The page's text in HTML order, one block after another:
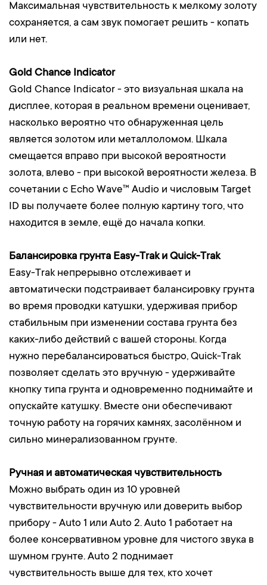
Максимальная чувствительность к мелкому золоту
сохраняется, а сам звук помогает решить - копать
или нет.
Gold Chance Indicator
Gold Chance Indicator - это визуальная шкала на
дисплее, которая в реальном времени оценивает,
насколько вероятно что обнаруженная цель
является золотом или металлоломом. Шкала
смещается вправо при высокой вероятности
золота, влево - при высокой вероятности железа. В
сочетании с Echo Wave™ Audio и числовым Target
ID вы получаете более полную картину того, что
находится в земле, ещё до начала копки.
Балансировка грунта Easy-Trak и Quick-Trak
Easy-Trak непрерывно отслеживает и
автоматически подстраивает балансировку грунта
во время проводки катушки, удерживая прибор
стабильным при изменении состава грунта без
каких-либо действий с вашей стороны. Когда
нужно перебалансироваться быстро, Quick-Trak
позволяет сделать это вручную - удерживайте
кнопку типа грунта и одновременно поднимайте и
опускайте катушку. Вместе они обеспечивают
точную работу на горячих камнях, засолённом и
сильно минерализованном грунте.
Ручная и автоматическая чувствительность
Можно выбрать один из 10 уровней
чувствительности вручную или доверить выбор
прибору - Auto 1 или Auto 2. Auto 1 работает на
более консервативном уровне для чистого звука в
шумном грунте. Auto 2 поднимает
чувствительность выше для тех, кто хочет